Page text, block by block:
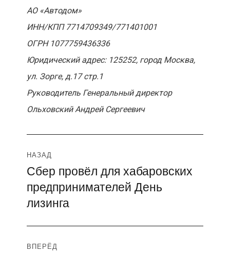
АО «Автодом»
ИНН/КПП 7714709349/771401001
ОГРН 1077759436336
Юридический адрес: 125252, город Москва,
ул. Зорге, д.17 стр.1
Руководитель Генеральный директор
Ольховский Андрей Сергеевич
Навигация
по
записям
НАЗАД
Предыдущая
запись:
Сбер провёл для хабаровских
предпринимателей День
лизинга
ВПЕРЁД